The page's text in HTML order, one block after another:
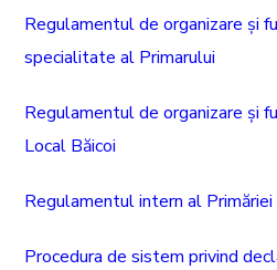
Regulamentul de organizare și
specialitate al Primarului
Regulamentul de organizare și
Local Băicoi
Regulamentul intern al Primăriei
Procedura de sistem privind